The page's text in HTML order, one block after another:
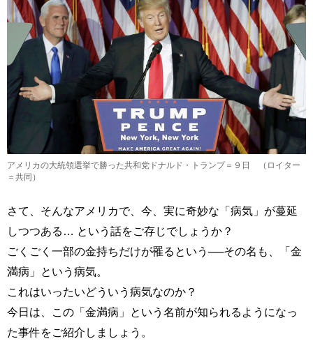
アメリカの大統領選挙で勝った共和党ドナルド・トランプ＝９日 （ロイター
＝共同）
さて、そんなアメリカで、今、実に奇妙な「病気」が蔓延
しつつある… という話をご存じでしょうか？
ごくごく一部の金持ちだけが罹るという──その名も、「金
満病」という病気。
これはいったいどういう病気なのか？
今日は、この「金満病」という名前が知られるようになっ
た事件をご紹介しましょう。